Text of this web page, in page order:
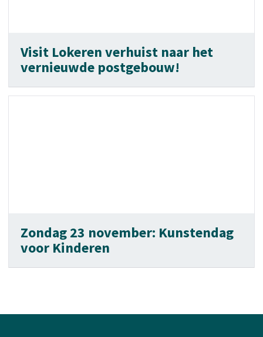
Visit Lokeren verhuist naar het
vernieuwde postgebouw!
Zondag 23 november: Kunstendag
voor Kinderen